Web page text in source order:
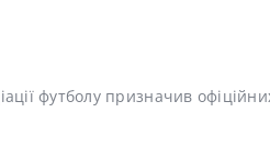
футболу призначив